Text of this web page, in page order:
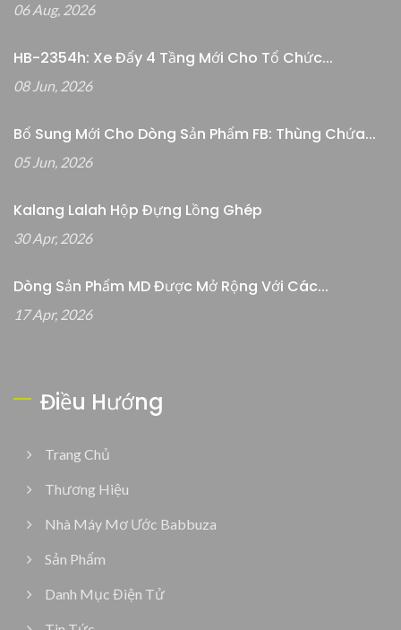
06 Aug, 2026
HB-2354h: Xe Đẩy 4 Tầng Mới Cho Tổ Chức...
08 Jun, 2026
Bổ Sung Mới Cho Dòng Sản Phẩm FB: Thùng Chứa...
05 Jun, 2026
Kalang Lalah Hộp Đựng Lồng Ghép
30 Apr, 2026
Dòng Sản Phẩm MD Được Mở Rộng Với Các...
17 Apr, 2026
Điều Hướng
Trang Chủ
Thương Hiệu
Nhà Máy Mơ Ước Babbuza
Sản Phẩm
Danh Mục Điện Tử